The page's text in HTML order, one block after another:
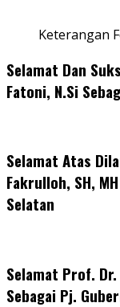
Keterangan
Selamat Dan
Fatoni, N.Si
Selamat Atas
Fakrulloh, SH,
Selatan
Selamat Prof.
Sebagai Pj.